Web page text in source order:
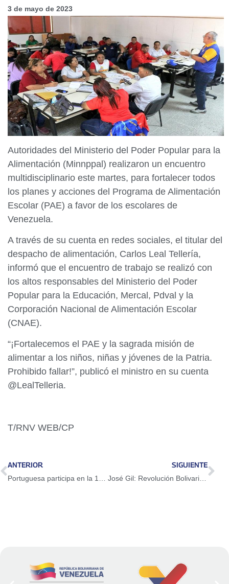
3 de mayo de 2023
Autoridades del Ministerio del Poder Popular para la
Alimentación (Minnppal) realizaron un encuentro
multidisciplinario este martes, para fortalecer todos
los planes y acciones del Programa de Alimentación
Escolar (PAE) a favor de los escolares de
Venezuela.
A través de su cuenta en redes sociales, el titular del
despacho de alimentación, Carlos Leal Tellería,
informó que el encuentro de trabajo se realizó con
los altos responsables del Ministerio del Poder
Popular para la Educación, Mercal, Pdval y la
Corporación Nacional de Alimentación Escolar
(CNAE).
“¡Fortalecemos el PAE y la sagrada misión de
alimentar a los niños, niñas y jóvenes de la Patria.
Prohibido fallar!”, publicó el ministro en su cuenta
@LealTelleria.
T/RNV WEB/CP
ANTERIOR SIGUIENTE
José Gil: Revolución Bolivariana está comprometida con las conquistas de la clase obrera